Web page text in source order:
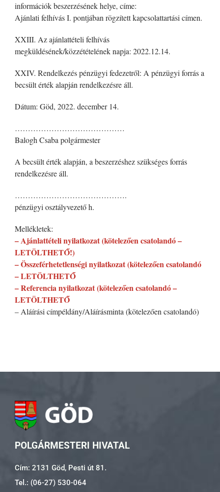
információk beszerzésének helye, címe:
Ajánlati felhívás I. pontjában rögzített kapcsolattartási címen.
XXIII. Az ajánlattételi felhívás
megküldésének/közzétételének napja: 2022.12.14.
XXIV. Rendelkezés pénzügyi fedezetről: A pénzügyi forrás a
becsült érték alapján rendelkezésre áll.
Dátum: Göd, 2022. december 14.
……………………………………
Balogh Csaba polgármester
A becsült érték alapján, a beszerzéshez szükséges forrás
rendelkezésre áll.
…………………………………….
pénzügyi osztályvezető h.
Mellékletek:
– Ajánlattételi nyilatkozat (kötelezően csatolandó –
LETÖLTHETŐ!)
– Összeférhetetlenségi nyilatkozat (kötelezően csatolandó
– LETÖLTHETŐ
– Referencia nyilatkozat (kötelezően csatolandó –
LETÖLTHETŐ
– Aláírási címpéldány/Aláírásminta (kötelezően csatolandó)
POLGÁRMESTERI HIVATAL
Cím: 2131 Göd, Pesti út 81.
Tel.: (06-27) 530-064